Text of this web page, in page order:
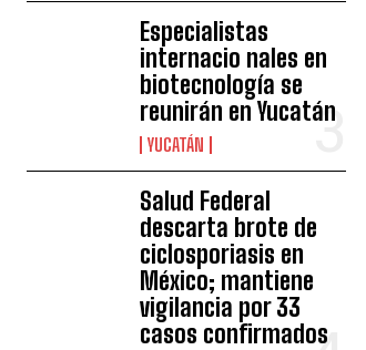
Especialistas
internacio nales en
biotecnología se
reunirán en Yucatán
YUCATÁN
Salud Federal
descarta brote de
ciclosporiasis en
México; mantiene
vigilancia por 33
casos confirmados